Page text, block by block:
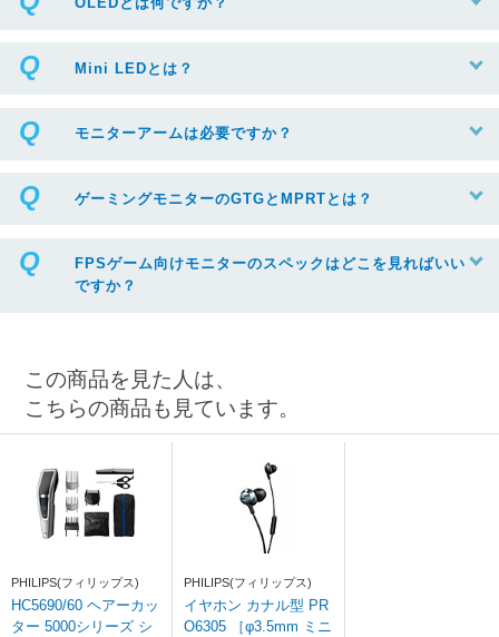
Mini LEDとは？
モニターアームは必要ですか？
ゲーミングモニターのGTGとMPRTとは？
FPSゲーム向けモニターのスペックはどこを見ればいい
ですか？
この商品を見た人は、
こちらの商品も見ています。
PHILIPS(フィリップス)
HC5690/60 ヘアーカッ
ター 5000シリーズ シ
PHILIPS(フィリップス)
イヤホン カナル型 PR
O6305 ［φ3.5mm ミニ